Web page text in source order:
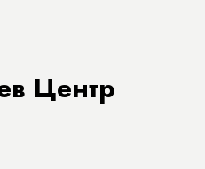
Центр